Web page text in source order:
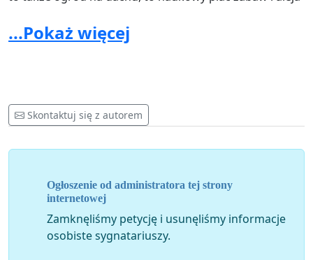
piknikowania, wpisujący się w charakter dawnego
lotniska i jego okolic.Teren otwarty (nieogrodzony),
Czy taka kompleksowa, nowoczesna i ze wszech miar
potrzebna inicjatywa wymaga jeszcze dodatkowego
obywatelimoże nie powstać?
Może☹ - gdyż decyzją Wojewódzkiej Małopolskiej
Konserwator Zabytków z końcem sierpnia rozpoczęto
...Pokaż więcej
Skontaktuj się z autorem
Ogłoszenie od administratora tej strony
internetowej
Zamknęliśmy petycję i usunęliśmy informacje
osobiste sygnatariuszy.